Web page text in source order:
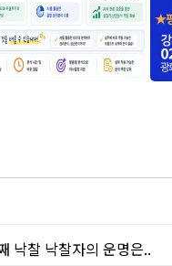
낙찰 낙찰자의 운명은..